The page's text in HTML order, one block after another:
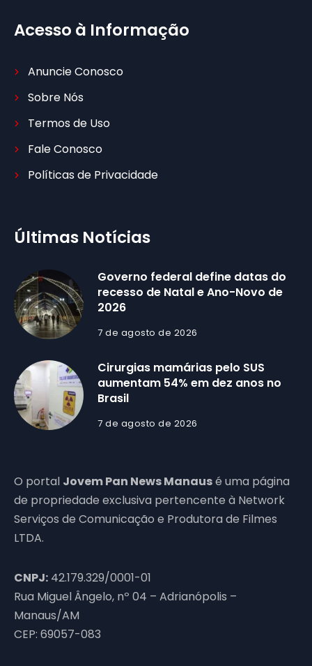
Acesso à Informação
Anuncie Conosco
Sobre Nós
Termos de Uso
Fale Conosco
Políticas de Privacidade
Últimas Notícias
Governo federal define datas do
recesso de Natal e Ano-Novo de
2026
7 de agosto de 2026
Cirurgias mamárias pelo SUS
aumentam 54% em dez anos no
Brasil
7 de agosto de 2026
O portal Jovem Pan News Manausé uma página
de propriedade exclusiva pertencente à Network
Serviços de Comunicação e Produtora de Filmes
LTDA.
CNPJ: 42.179.329/0001-01
Rua Miguel Ângelo, nº 04 – Adrianópolis –
Manaus/AM
CEP: 69057-083